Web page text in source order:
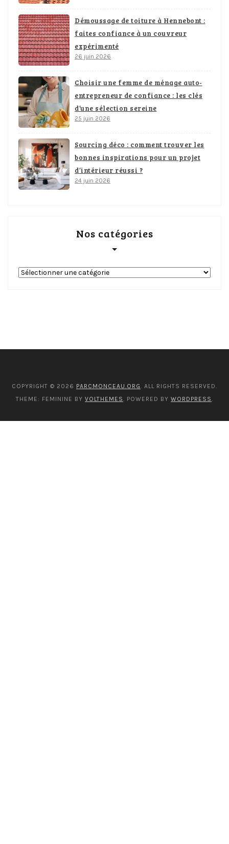
Démoussage de toiture à Hennebont :
faites confiance à un couvreur
expérimenté
26 juin 2026
Choisir une femme de ménage auto-
entrepreneur de confiance : les clés
d’une sélection sereine
25 juin 2026
Sourcing déco : comment trouver les
bonnes inspirations pour un projet
d’intérieur réussi ?
24 juin 2026
Nos catégories
COPYRIGHT © 2026 PARCMONCEAU.ORG. ALL RIGHTS RESERVED.
THEME: FEMININE BY VOLTHEMES. POWERED BY WORDPRESS.